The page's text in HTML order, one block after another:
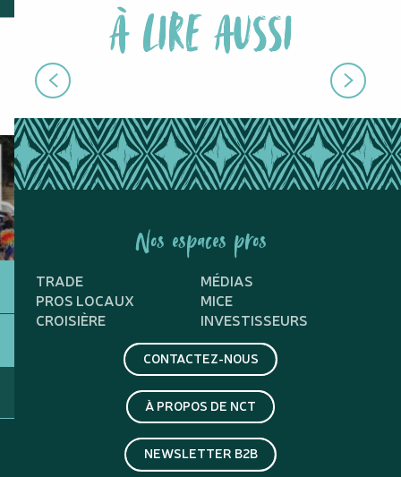
À LIRE AUSSI
Nos espaces pros
TRADE
MÉDIAS
PROS LOCAUX
MICE
CROISIÈRE
INVESTISSEURS
CONTACTEZ-NOUS
À PROPOS DE NCT
NEWSLETTER B2B